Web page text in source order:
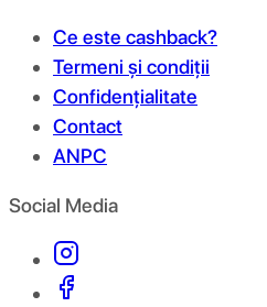
Ce este cashback?
Termeni și condiții
Confidențialitate
Contact
ANPC
Social Media